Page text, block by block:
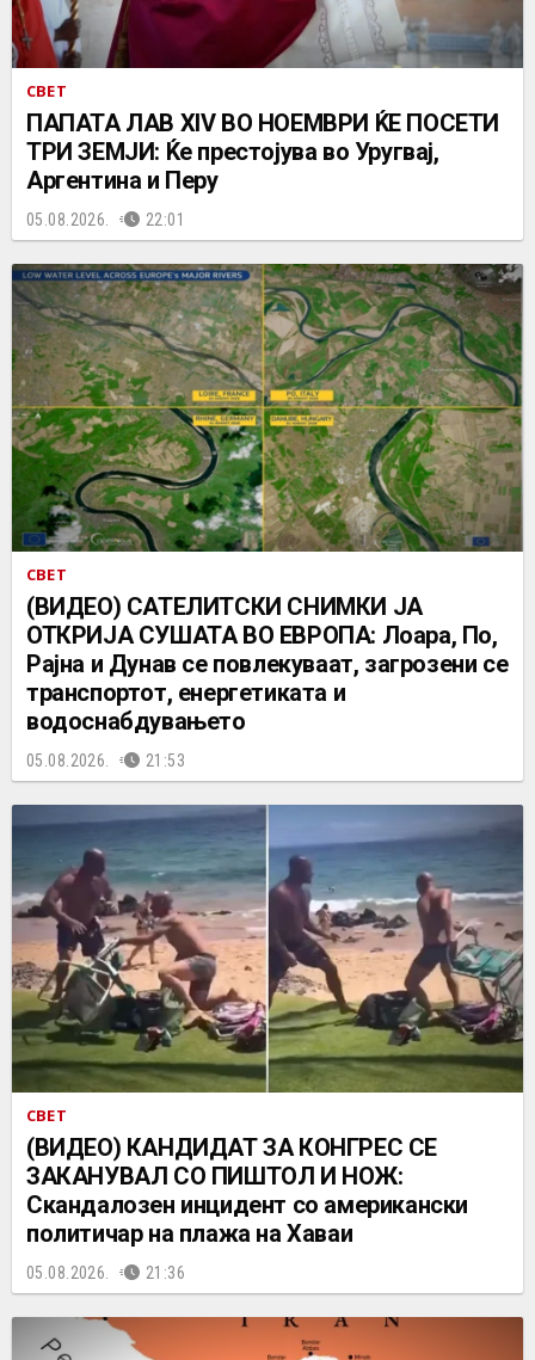
СВЕТ
ПАПАТА ЛАВ XIV ВО НОЕМВРИ ЌЕ ПОСЕТИ
ТРИ ЗЕМЈИ: Ќе престојува во Уругвај,
Аргентина и Перу
05.08.2026. 22:01
СВЕТ
(ВИДЕО) САТЕЛИТСКИ СНИМКИ ЈА
ОТКРИЈА СУШАТА ВО ЕВРОПА: Лоара, По,
Рајна и Дунав се повлекуваат, загрозени се
транспортот, енергетиката и
водоснабдувањето
05.08.2026. 21:53
СВЕТ
(ВИДЕО) КАНДИДАТ ЗА КОНГРЕС СЕ
ЗАКАНУВАЛ СО ПИШТОЛ И НОЖ:
Скандалозен инцидент со американски
политичар на плажа на Хаваи
05.08.2026. 21:36